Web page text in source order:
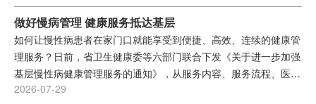
健康初心”公益义诊体检活动，为全区抗美援朝
老兵、退役军人及重点优抚对象送上定制专属
的健康服务，以优质医疗水平，营造拥军亲军
的浓厚氛围。...
做好慢病管理 健康服务抵达基层
如何让慢性病患者在家门口就能享受到便捷、高效、连续的健康管
理服务？日前，省卫生健康委等六部门联合下发《关于进一步加强
基层慢性病健康管理服务的通知》，从服务内容、服务流程、医保
支付、药品供应等方面，推出了一系列创新举措，全力优化整合基
2026-07-29